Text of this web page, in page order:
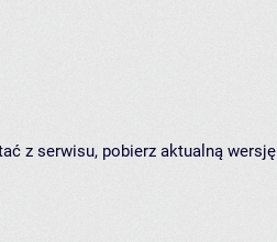
z serwisu, pobierz aktualną wersję